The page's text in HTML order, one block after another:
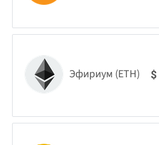
Эфириум (ETH) $